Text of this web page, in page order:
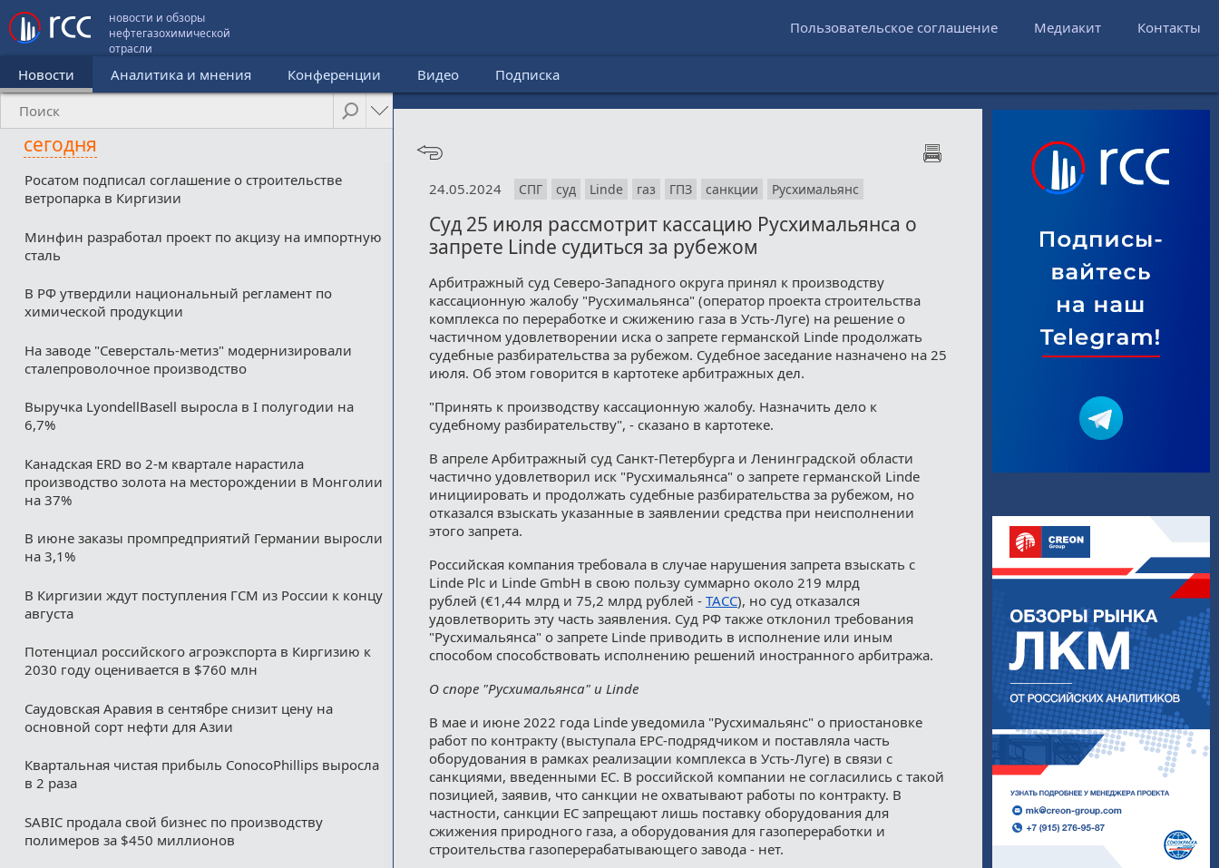
новости и обзоры
нефтегазохимической
отрасли
Пользовательское соглашение Медиакит Контакты
Новости Аналитика и мнения Конференции Видео Подписка
сегодня
Росатом подписал соглашение о строительстве
ветропарка в Киргизии
Минфин разработал проект по акцизу на импортную
сталь
В РФ утвердили национальный регламент по
химической продукции
На заводе "Северсталь-метиз" модернизировали
сталепроволочное производство
Выручка LyondellBasell выросла в I полугодии на
6,7%
Канадская ERD во 2-м квартале нарастила
производство золота на месторождении в Монголии
на 37%
В июне заказы промпредприятий Германии выросли
на 3,1%
В Киргизии ждут поступления ГСМ из России к концу
августа
Потенциал российского агроэкспорта в Киргизию к
2030 году оценивается в $760 млн
Саудовская Аравия в сентябре снизит цену на
основной сорт нефти для Азии
Квартальная чистая прибыль ConocoPhillips выросла
в 2 раза
SABIC продала свой бизнес по производству
полимеров за $450 миллионов
24.05.2024 СПГ суд Linde газ ГПЗ санкции Русхимальянс
Суд 25 июля рассмотрит кассацию Русхимальянса о
запрете Linde судиться за рубежом
Арбитражный суд Северо-Западного округа принял к производству
кассационную жалобу "Русхимальянса" (оператор проекта строительства
комплекса по переработке и сжижению газа в Усть-Луге) на решение о
частичном удовлетворении иска о запрете германской Linde продолжать
судебные разбирательства за рубежом. Судебное заседание назначено на 25
июля. Об этом говорится в картотеке арбитражных дел.
"Принять к производству кассационную жалобу. Назначить дело к
судебному разбирательству", - сказано в картотеке.
В апреле Арбитражный суд Санкт-Петербурга и Ленинградской области
частично удовлетворил иск "Русхимальянса" о запрете германской Linde
инициировать и продолжать судебные разбирательства за рубежом, но
отказался взыскать указанные в заявлении средства при неисполнении
этого запрета.
Российская компания требовала в случае нарушения запрета взыскать с
Linde Plc и Linde GmbH в свою пользу суммарно около 219 млрд
рублей (€1,44 млрд и 75,2 млрд рублей - ТАСС), но суд отказался
удовлетворить эту часть заявления. Суд РФ также отклонил требования
"Русхимальянса" о запрете Linde приводить в исполнение или иным
способом способствовать исполнению решений иностранного арбитража.
О споре "Русхимальянса" и Linde
В мае и июне 2022 года Linde уведомила "Русхимальянс" о приостановке
работ по контракту (выступала EPC-подрядчиком и поставляла часть
оборудования в рамках реализации комплекса в Усть-Луге) в связи с
санкциями, введенными ЕС. В российской компании не согласились с такой
позицией, заявив, что санкции не охватывают работы по контракту. В
частности, санкции ЕС запрещают лишь поставку оборудования для
сжижения природного газа, а оборудования для газопереработки и
строительства газоперерабатывающего завода - нет.